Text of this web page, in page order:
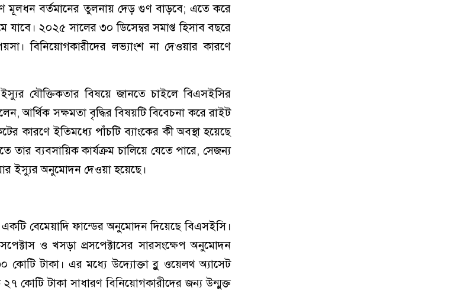
মূলধন বর্তমানের তুলনায় দেড় গুণ বাড়বে; এতে করে
২০২৫ সালের ৩০ ডিসেম্বর সমাপ্ত হিসাব বছরে
বিনিয়োগকারীদের লভ্যাংশ না দেওয়ার কারণে
যৌক্তিকতার বিষয়ে জানতে চাইলে বিএসইসির
আর্থিক সক্ষমতা বৃদ্ধির বিষয়টি বিবেচনা করে রাইট
কারণে ইতিমধ্যে পাঁচটি ব্যাংকের কী অবস্থা হয়েছে
তার ব্যবসায়িক কার্যক্রম চালিয়ে যেতে পারে, সেজন্য
ইস্যুর অনুমোদন দেওয়া হয়েছে।
একটি বেমেয়াদি ফান্ডের অনুমোদন দিয়েছে বিএসইসি।
ও খসড়া প্রসপেক্টাসের সারসংক্ষেপ অনুমোদন
কোটি টাকা। এর মধ্যে উদ্যোক্তা ব্লু ওয়েলথ অ্যাসেট
কোটি টাকা সাধারণ বিনিয়োগকারীদের জন্য উন্মুক্ত